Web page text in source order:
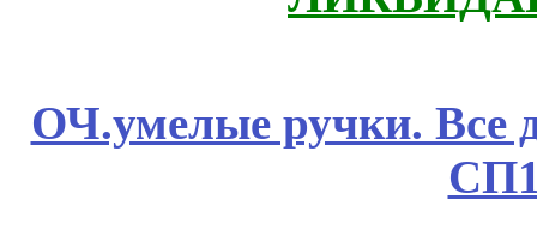
ОЧ.умелые ручки. Все